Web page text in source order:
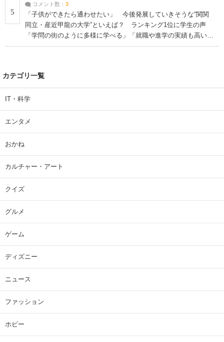
5
コメント数： 3
「子供ができたら通わせたい」 今後発展していきそうな“関関
同立・産近甲龍の大学”といえば？ ランキング1位に学生の声
「学問の街のように多様に学べる」「就職や進学の実績も高い」
| 大学 ねとらぼリサーチ
カテゴリ一覧
IT・科学
エンタメ
おかね
カルチャー・アート
クイズ
グルメ
ゲーム
ディズニー
ニュース
ファッション
ホビー